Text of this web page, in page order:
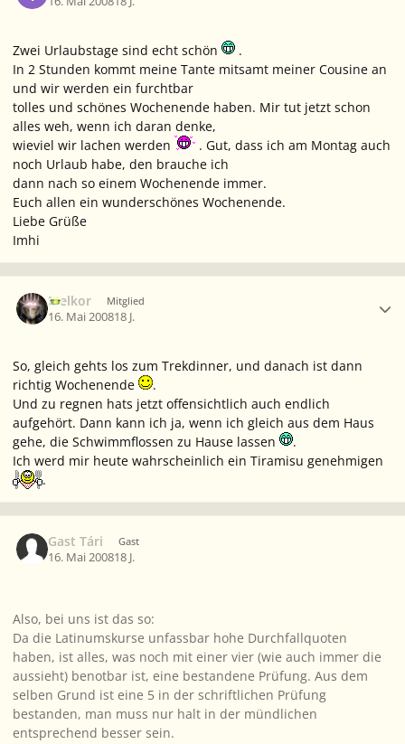
Zwei Urlaubstage sind echt schön
.
In 2 Stunden kommt meine Tante mitsamt meiner Cousine an
und wir werden ein furchtbar
tolles und schönes Wochenende haben. Mir tut jetzt schon
alles weh, wenn ich daran denke,
wieviel wir lachen werden
. Gut, dass ich am Montag auch
noch Urlaub habe, den brauche ich
dann nach so einem Wochenende immer.
Euch allen ein wunderschönes Wochenende.
Liebe Grüße
Imhi
Melkor Mitglied
16. Mai 200818 J.
So, gleich gehts los zum Trekdinner, und danach ist dann
richtig Wochenende
.
Und zu regnen hats jetzt offensichtlich auch endlich
aufgehört. Dann kann ich ja, wenn ich gleich aus dem Haus
gehe, die Schwimmflossen zu Hause lassen
.
Ich werd mir heute wahrscheinlich ein Tiramisu genehmigen
.
Gast Tári Gast
16. Mai 200818 J.
Also, bei uns ist das so:
Da die Latinumskurse unfassbar hohe Durchfallquoten
haben, ist alles, was noch mit einer vier (wie auch immer die
aussieht) benotbar ist, eine bestandene Prüfung. Aus dem
selben Grund ist eine 5 in der schriftlichen Prüfung
bestanden, man muss nur halt in der mündlichen
entsprechend besser sein.